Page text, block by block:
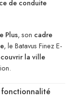
de conduite
Plus, son cadre
, le Batavus Finez E-
la ville
fonctionnalité